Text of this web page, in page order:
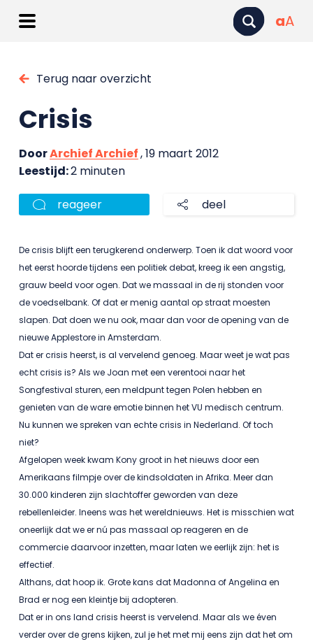
aA
Terug naar overzicht
Crisis
DoorArchief Archief, 19 maart 2012
Leestijd:2 minuten
reageer deel
De crisis blijft een terugkerend onderwerp. Toen ik dat woord voor
het eerst hoorde tijdens een politiek debat, kreeg ik een angstig,
grauw beeld voor ogen. Dat we massaal in de rij stonden voor
de voedselbank. Of dat er menig aantal op straat moesten
slapen. Dat doen we nu ook, maar dan voor de opening van de
nieuwe Applestore in Amsterdam.
Dat er crisis heerst, is al vervelend genoeg. Maar weet je wat pas
echt crisis is? Als we Joan met een verentooi naar het
Songfestival sturen, een meldpunt tegen Polen hebben en
genieten van de ware emotie binnen het VU medisch centrum.
Nu kunnen we spreken van echte crisis in Nederland. Of toch
niet?
Afgelopen week kwam Kony groot in het nieuws door een
Amerikaans filmpje over de kindsoldaten in Afrika. Meer dan
30.000 kinderen zijn slachtoffer geworden van deze
rebellenleider. Ineens was het wereldnieuws. Het is misschien wat
oneerlijk dat we er nú pas massaal op reageren en de
commercie daarvoor inzetten, maar laten we eerlijk zijn: het is
effectief.
Althans, dat hoop ik. Grote kans dat Madonna of Angelina en
Brad er nog een kleintje bij adopteren.
Dat er in ons land crisis heerst is vervelend. Maar als we éven
verder over de grens kijken, zul je het met mij eens zijn dat het om